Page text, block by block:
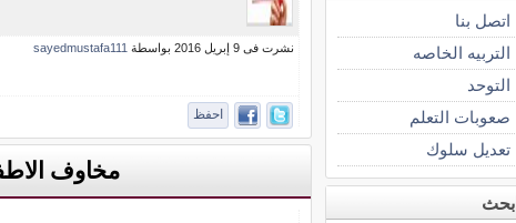
نشرت فى 9 إبريل 2016 بواسطة sayedmustafa111
احفظ
مخاوف
اتصل بنا
التربيه الخاصه
التوحد
صعوبات التعلم
تعديل سلوك
ابحث